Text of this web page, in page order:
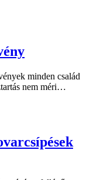
minden család
nem méri…